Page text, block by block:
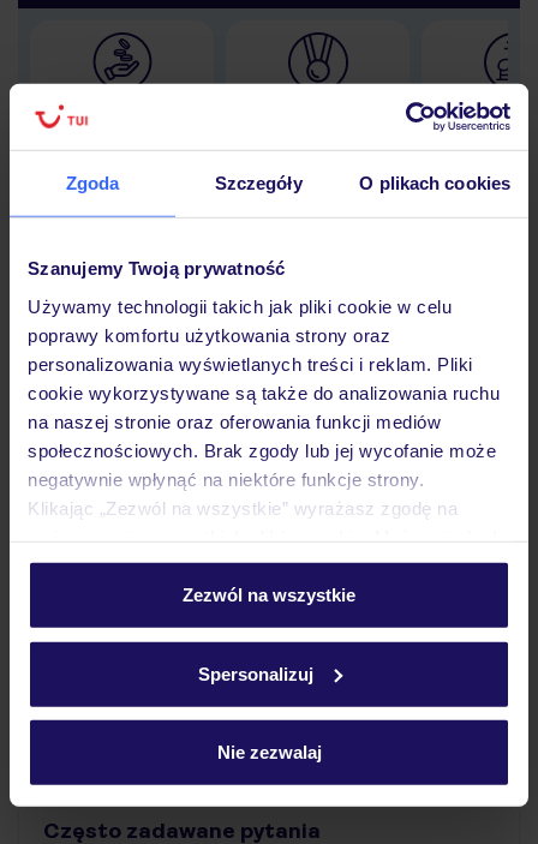
Zgoda Szczegóły O plikach cookies
Szanujemy Twoją prywatność
Używamy technologii takich jak pliki cookie w celu
poprawy komfortu użytkowania strony oraz
personalizowania wyświetlanych treści i reklam. Pliki
cookie wykorzystywane są także do analizowania ruchu
na naszej stronie oraz oferowania funkcji mediów
społecznościowych. Brak zgody lub jej wycofanie może
negatywnie wpłynąć na niektóre funkcje strony.
Klikając „Zezwól na wszystkie” wyrażasz zgodę na
personalizować swój wybór wchodząc w zakładkę
Szczegółowe informacje o plikach cookie znajdziesz
Zezwól na wszystkie
Spersonalizuj
Nie zezwalaj
Lider niskich cen 30 lat w
Hotel
Opinie
Pokoje
Atrakcje
Ważne informacje
Często zadawane pytania